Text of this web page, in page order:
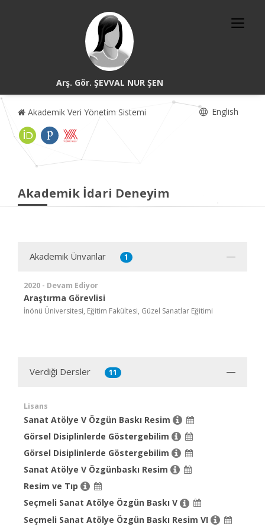
Arş. Gör. ŞEVVAL NUR ŞEN
Akademik Veri Yönetim Sistemi English
Akademik İdari Deneyim
Akademik Ünvanlar 1
2020 - Devam Ediyor
Araştırma Görevlisi
İnönü Üniversitesi, Eğitim Fakültesi, Güzel Sanatlar Eğitimi
Verdiği Dersler 11
Lisans
Sanat Atölye V Özgün Baskı Resim
Görsel Disiplinlerde Göstergebilim
Görsel Disiplinlerde Göstergebilim
Sanat Atölye V Özgünbaskı Resim
Resim ve Tıp
Seçmeli Sanat Atölye Özgün Baskı V
Seçmeli Sanat Atölye Özgün Baskı Resim VI